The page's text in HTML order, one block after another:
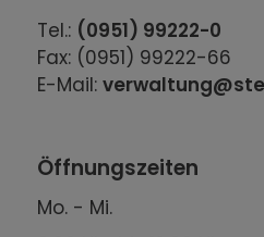
Tel.: (0951) 99222-0
Fax: (0951) 99222-66
E-Mail:
Öffnungszeiten
Mo. - Mi.